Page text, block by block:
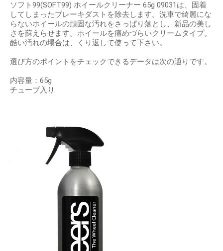
ソフト99(SOFT99) ホイールクリーナー 65g 09031は、固着
してしまったブレーキダストを除去します。洗車で綺麗にな
らないホイールの頑固な汚れをさっぱり落とし、新品の美し
さを蘇えらせます。ホイールを痛めづらいクリームタイプ。
酷い汚れの場合は、くり返して使って下さい。
選び方のポイントをチェックできるデータは次の通りです。
内容量：65g
チューブ入り